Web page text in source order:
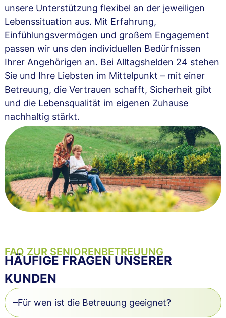
unsere Unterstützung flexibel an der jeweiligen
Lebenssituation aus. Mit Erfahrung,
Einfühlungsvermögen und großem Engagement
passen wir uns den individuellen Bedürfnissen
Ihrer Angehörigen an. Bei Alltagshelden 24 stehen
Sie und Ihre Liebsten im Mittelpunkt – mit einer
Betreuung, die Vertrauen schafft, Sicherheit gibt
und die Lebensqualität im eigenen Zuhause
nachhaltig stärkt.
FAQ ZUR SENIORENBETREUUNG
HÄUFIGE FRAGEN UNSERER
KUNDEN
Für wen ist die Betreuung geeignet?